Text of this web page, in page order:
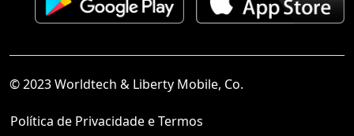
© 2023 Worldtech & Liberty Mobile, Co.
Política de Privacidade e Termos